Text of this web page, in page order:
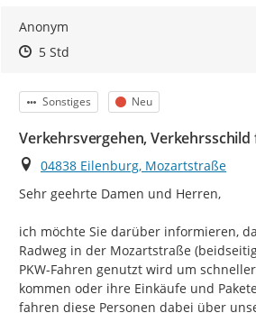
Anonym
Zeitpunkt des Erstellens
Zeitpunkt des Erstellens
5 StdZur Äußerung
Kategorie
Sonstiges Status
Neu
Verkehrsvergehen, Verkehrsschild
Ort
04838 Eilenburg, Mozartstraße
Sehr geehrte Damen und Herren,
ich möchte Sie darüber informieren,
Radweg in der Mozartstraße
PKW-Fahren genutzt wird um
kommen oder ihre Einkäufe und
fahren diese Personen dabei über